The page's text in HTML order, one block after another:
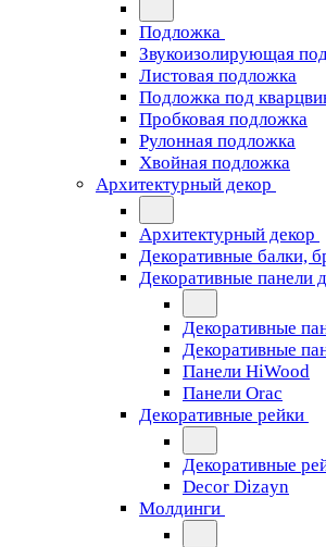
Подложка
Звукоизолирующая
Листовая подложка
Подложка под
Пробковая подложка
Рулонная подложка
Хвойная подложка
Архитектурный декор
Архитектурный декор
Декоративные балки,
Декоративные панели
Декоративные
Декоративные
Панели HiWood
Панели Orac
Декоративные рейки
Декоративные
Decor Dizayn
Молдинги